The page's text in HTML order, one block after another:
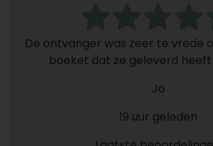
De ontvanger was zeer te vrede
boeket dat ze geleverd
Jo
19 uur geleden